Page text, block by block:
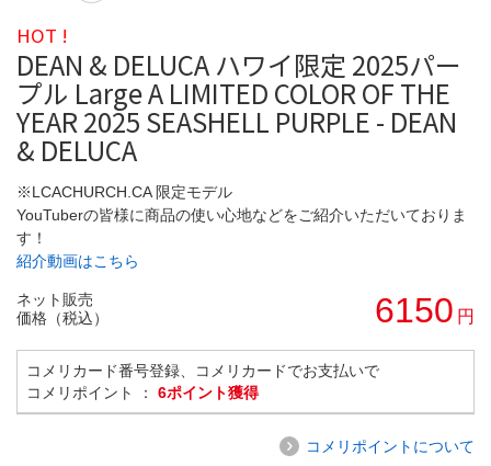
HOT !
DEAN & DELUCA ハワイ限定 2025パー
プル Large A LIMITED COLOR OF THE
YEAR 2025 SEASHELL PURPLE - DEAN
& DELUCA
※LCACHURCH.CA 限定モデル
YouTuberの皆様に商品の使い心地などをご紹介いただいておりま
す！
紹介動画はこちら
ネット販売
価格（税込）
6150 円
コメリカード番号登録、コメリカードでお支払いで
コメリポイント ： 6ポイント獲得
コメリポイントについて